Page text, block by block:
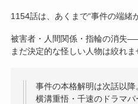
1154話は、あくまで“事件の端緒
被害者・人間関係・指輪の消失
まだ決定的な怪しい人物は絞れま
事件の本格解明は次話以降
横溝重悟・千速のドラマ